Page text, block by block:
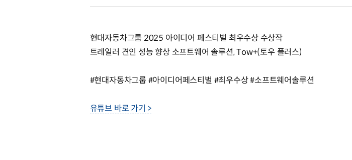
현대자동차그룹 2025 아이디어 페스티벌 최우수상 수상작
트레일러 견인 성능 향상 소프트웨어 솔루션, Tow+(토우 플러스)
#현대자동차그룹 #아이디어페스티벌 #최우수상 #소프트웨어솔루션
유튜브 바로 가기 >